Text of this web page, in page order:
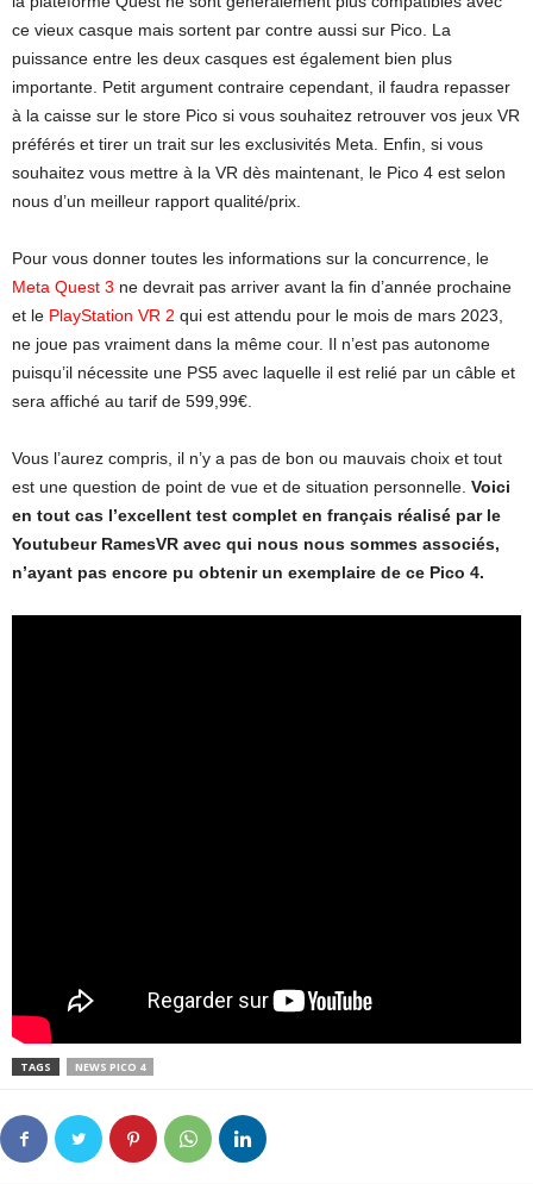
ce vieux casque mais sortent par contre aussi sur Pico. La
puissance entre les deux casques est également bien plus
importante. Petit argument contraire cependant, il faudra repasser
à la caisse sur le store Pico si vous souhaitez retrouver vos jeux VR
préférés et tirer un trait sur les exclusivités Meta. Enfin, si vous
souhaitez vous mettre à la VR dès maintenant, le Pico 4 est selon
nous d’un meilleur rapport qualité/prix.
Pour vous donner toutes les informations sur la concurrence, le
Meta Quest 3 ne devrait pas arriver avant la fin d’année prochaine
et le PlayStation VR 2 qui est attendu pour le mois de mars 2023,
ne joue pas vraiment dans la même cour. Il n’est pas autonome
puisqu’il nécessite une PS5 avec laquelle il est relié par un câble et
sera affiché au tarif de 599,99€.
Vous l’aurez compris, il n’y a pas de bon ou mauvais choix et tout
est une question de point de vue et de situation personnelle. Voici
en tout cas l’excellent test complet en français réalisé par le
Youtubeur RamesVR avec qui nous nous sommes associés,
n’ayant pas encore pu obtenir un exemplaire de ce Pico 4.
TAGS NEWS PICO 4